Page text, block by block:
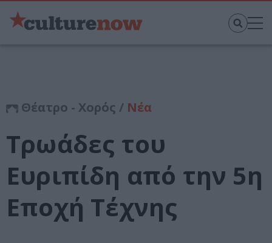
Θέατρο - Χορός / Νέα
Τρωάδες του
Ευριπίδη από την 5η
Εποχή Τέχνης